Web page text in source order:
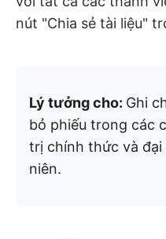
nút "Chia sẻ tài liệu"
Lý tưởng cho: Ghi
bỏ phiếu trong các
trị chính thức và
niên.